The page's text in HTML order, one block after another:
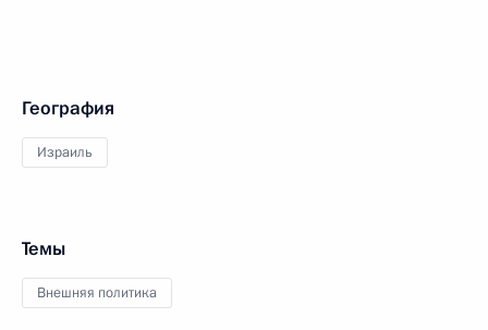
География
Израиль
Темы
Внешняя политика